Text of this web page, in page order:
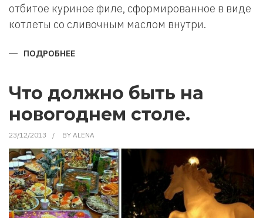
отбитое куриное филе, сформированное в виде
котлеты со сливочным маслом внутри.
ПОДРОБНЕЕ
Что должно быть на
новогоднем столе.
23/12/2013 BY ALENA